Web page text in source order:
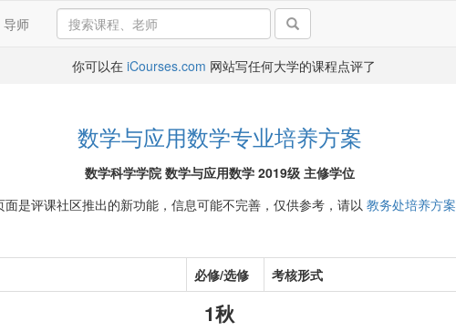
导师
你可以在 iCourses.com 网站写任何大学的课程点评了
数学与应用数学专业培养方案
数学科学学院 数学与应用数学 2019级 主修学位
面是评课社区推出的新功能，信息可能不完善，仅供参考，请以 教务处培养方案
必修/选修 考核形式
1秋